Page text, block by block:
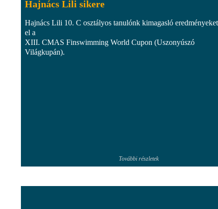
Hajnács Lili sikere
Hajnács Lili 10. C osztályos tanulónk kimagasló
el a
XIII. CMAS Finswimming World Cupon (Uszonyúszó
Világkupán).
További részletek